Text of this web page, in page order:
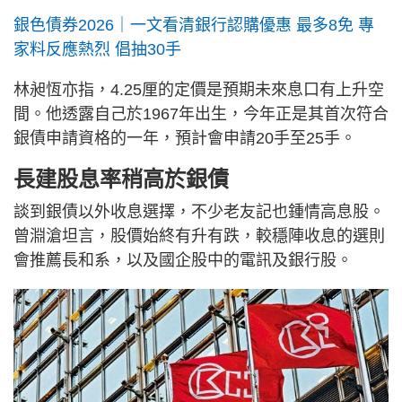
銀色債券2026｜一文看清銀行認購優惠 最多8免 專
家料反應熱烈 倡抽30手
林昶恆亦指，4.25厘的定價是預期未來息口有上升空
間。他透露自己於1967年出生，今年正是其首次符合
銀債申請資格的一年，預計會申請20手至25手。
長建股息率稍高於銀債
談到銀債以外收息選擇，不少老友記也鍾情高息股。
曾淵滄坦言，股價始終有升有跌，較穩陣收息的選則
會推薦長和系，以及國企股中的電訊及銀行股。